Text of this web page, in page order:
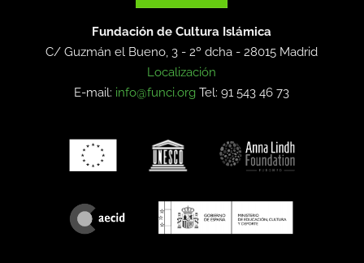
Fundación de Cultura Islámica
C/ Guzmán el Bueno, 3 - 2º dcha -28015 Madrid
Localización
E-mail: info@funci.org Tel: 91 543 46 73